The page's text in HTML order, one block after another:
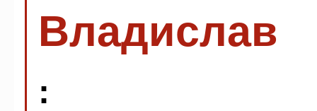
Владислав
: